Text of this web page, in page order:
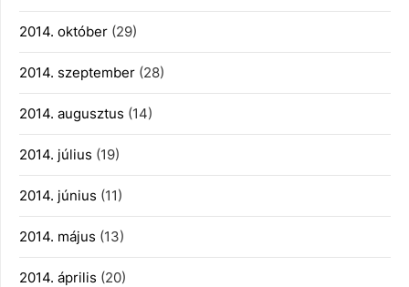
2014. október (29)
2014. szeptember (28)
2014. augusztus (14)
2014. július (19)
2014. június (11)
2014. május (13)
2014. április (20)